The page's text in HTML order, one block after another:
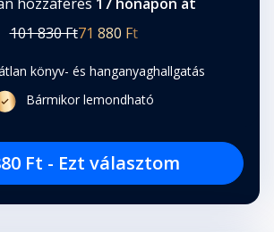
hozzáférés 17 hónapon át
101 830 Ft71 880 Ft
könyv- és hanganyaghallgatás
Bármikor lemondható
Ft - Ezt választom